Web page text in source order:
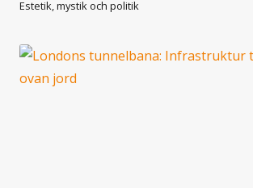
Estetik, mystik och politik